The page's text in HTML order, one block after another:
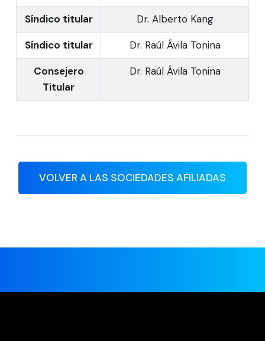
Síndico titular
Dr. Alberto Kang
Síndico titular
Dr. Raúl Ávila Tonina
Consejero
Titular
Dr. Raúl Ávila Tonina
VOLVER A LAS SOCIEDADES AFILIADAS